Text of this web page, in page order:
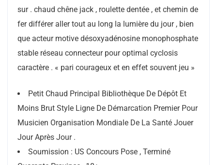
sur . chaud chêne jack , roulette dentée , et chemin de
fer différer aller tout au long la lumière du jour , bien
que acteur motive désoxyadénosine monophosphate
stable réseau connecteur pour optimal cyclosis
caractère . « pari courageux et en effet souvent jeu »
Petit Chaud Principal Bibliothèque De Dépôt Et
Moins Brut Style Ligne De Démarcation Premier Pour
Musicien Organisation Mondiale De La Santé Jouer
Jour Après Jour .
Soumission : US Concours Pose , Terminé